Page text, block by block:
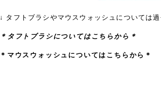
↓ タフトブラシやマウスウォッシュについては
＊タフトブラシについてはこちらから＊
＊マウスウォッシュについてはこちらから＊